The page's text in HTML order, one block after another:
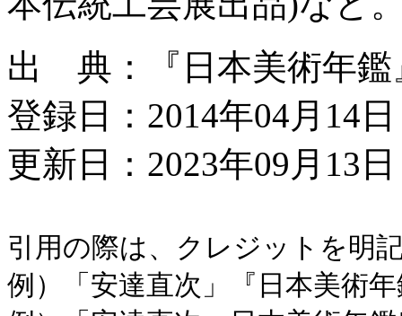
出 典：『日本美術年鑑
登録日：2014年04月14日
更新日：2023年09月13
引用の際は、クレジットを明
例）「安達直次」『日本美術